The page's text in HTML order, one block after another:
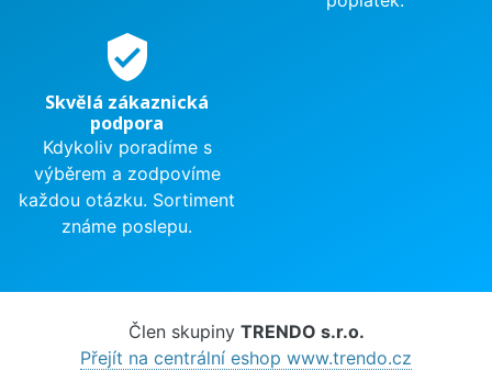
verified_user
Skvělá zákaznická
podpora
Kdykoliv poradíme s
výběrem a zodpovíme
každou otázku. Sortiment
známe poslepu.
Člen skupiny TRENDO s.r.o.
Přejít na centrální eshop www.trendo.cz